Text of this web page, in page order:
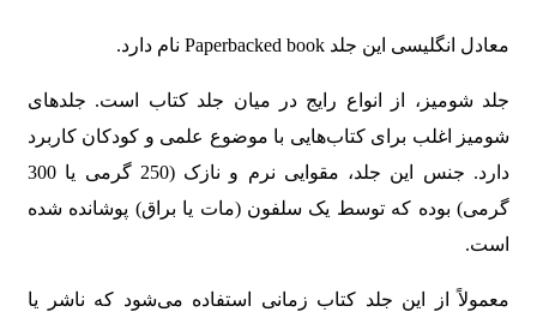
معادل انگلیسی این جلد Paperbacked book نام دارد.
جلد شومیز، از انواع رایج در میان جلد کتاب است. جلدهای
شومیز اغلب برای کتاب‌هایی با موضوع علمی و کودکان کاربرد
دارد. جنس این جلد، مقوایی نرم و نازک (250 گرمی یا 300
گرمی) بوده که توسط یک سلفون (مات یا براق) پوشانده شده
است.
معمولاً از این جلد کتاب زمانی استفاده می‌شود که ناشر یا